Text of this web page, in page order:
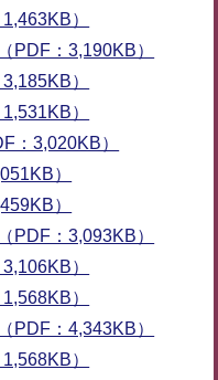
）
PDF：3,190KB）
）
）
：3,020KB）
）
）
PDF：3,093KB）
）
）
PDF：4,343KB）
）